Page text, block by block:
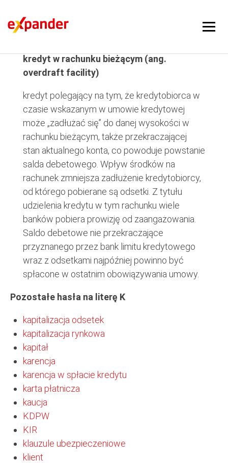
kredyt w rachunku bieżącym (ang.
overdraft facility)
kredyt polegający na tym, że kredytobiorca w
czasie wskazanym w umowie kredytowej
może „zadłużać się” do danej wysokości w
rachunku bieżącym, także przekraczającej
stan aktualnego konta, co powoduje powstanie
salda debetowego. Wpływ środków na
rachunek zmniejsza zadłużenie kredytobiorcy,
od którego pobierane są odsetki. Z tytułu
udzielenia kredytu w tym rachunku wiele
banków pobiera prowizję od zaangażowania.
Saldo debetowe nie przekraczające
przyznanego przez bank limitu kredytowego
wraz z odsetkami najpóźniej powinno być
spłacone w ostatnim obowiązywania umowy.
Pozostałe hasła na literę K
kapitalizacja odsetek
kapitalizacja rynkowa
kapitał
karencja
karencja w spłacie kredytu
karta płatnicza
kaucja
KDPW
KIR
klauzule ubezpieczeniowe
klient